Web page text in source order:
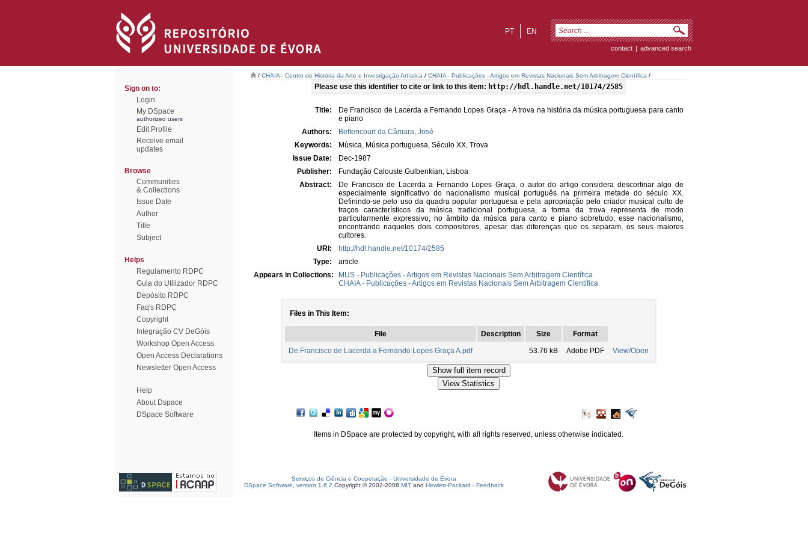
EN
PT
contact | advanced search
Sign on to:
Login
My DSpace
authorized users
Edit Profile
Receive email
updates
Browse
Communities
& Collections
Issue Date
Author
Title
Subject
Helps
Regulamento RDPC
Guia do Utilizador RDPC
Depósito RDPC
Faq's RDPC
Copyright
Integração CV DeGóis
Workshop Open Access
Open Access Declarations
Newsletter Open Access
Help
About Dspace
DSpace Software
/ CHAIA - Centro de História da Arte e Investigação Artística / CHAIA - Publicações - Artigos em Revistas Nacionais Sem Arbitragem Científica /
Please use this identifier to cite or link to this item: http://hdl.handle.net/10174/2585
Title:
De Francisco de Lacerda a Fernando Lopes Graça - A trova na história da música portuguesa para canto
e piano
Authors:
Bettencourt da Câmara, José
Keywords:
Música, Música portuguesa, Século XX, Trova
Issue Date:
Dec-1987
Publisher:
Fundação Calouste Gulbenkian, Lisboa
Abstract:
De Francisco de Lacerda a Fernando Lopes Graça, o autor do artigo considera descortinar algo de
especialmente significativo do nacionalismo musical português na primeira metade do século XX.
Definindo-se pelo uso da quadra popular portuguesa e pela apropriação pelo criador musical culto de
traços característicos da música tradicional portuguesa, a forma da trova representa de modo
particularmente expressivo, no âmbito da música para canto e piano sobretudo, esse nacionalismo,
encontrando naqueles dois compositores, apesar das diferenças que os separam, os seus maiores
cultores.
URI:
http://hdl.handle.net/10174/2585
Type:
article
Appears in Collections:
MUS - Publicações - Artigos em Revistas Nacionais Sem Arbitragem Científica
CHAIA - Publicações - Artigos em Revistas Nacionais Sem Arbitragem Científica
Files in This Item:
File Description Size
Format
De Francisco de Lacerda a Fernando Lopes Graça A.pdf
53.76 kB Adobe PDF View/Open
Items in DSpace are protected by copyright, with all rights reserved, unless otherwise indicated.
Serviços de Ciência e Cooperação - Universidade de Évora
DSpace Software, version 1.6.2 Copyright © 2002-2008 MIT and Hewlett-Packard - Feedback